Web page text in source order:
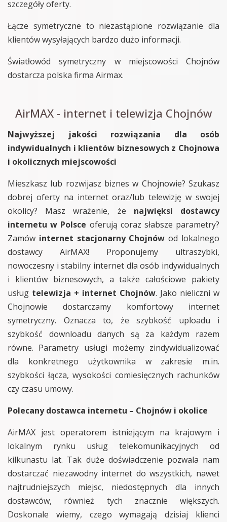
szczegóły oferty.
Łącze symetryczne to niezastąpione rozwiązanie dla
klientów wysyłających bardzo dużo informacji.
Światłowód symetryczny w miejscowości Chojnów
dostarcza polska firma Airmax.
AirMAX - internet i telewizja Chojnów
Najwyższej jakości rozwiązania dla osób
indywidualnych i klientów biznesowych z Chojnowa
i okolicznych miejscowości
Mieszkasz lub rozwijasz biznes w Chojnowie? Szukasz
dobrej oferty na internet oraz/lub telewizję w swojej
okolicy? Masz wrażenie, że najwięksi dostawcy
internetu w Polsce oferują coraz słabsze parametry?
Zamów internet stacjonarny Chojnów od lokalnego
dostawcy AirMAX! Proponujemy ultraszybki,
nowoczesny i stabilny internet dla osób indywidualnych
i klientów biznesowych, a także całościowe pakiety
usług telewizja + internet Chojnów. Jako nieliczni w
Chojnowie dostarczamy komfortowy internet
symetryczny. Oznacza to, że szybkość uploadu i
szybkość downloadu danych są za każdym razem
równe. Parametry usługi możemy zindywidualizować
dla konkretnego użytkownika w zakresie m.in.
szybkości łącza, wysokości comiesięcznych rachunków
czy czasu umowy.
Polecany dostawca internetu – Chojnów i okolice
AirMAX jest operatorem istniejącym na krajowym i
lokalnym rynku usług telekomunikacyjnych od
kilkunastu lat. Tak duże doświadczenie pozwala nam
dostarczać niezawodny internet do wszystkich, nawet
najtrudniejszych miejsc, niedostępnych dla innych
dostawców, również tych znacznie większych.
Doskonale wiemy, czego wymagają dzisiaj klienci